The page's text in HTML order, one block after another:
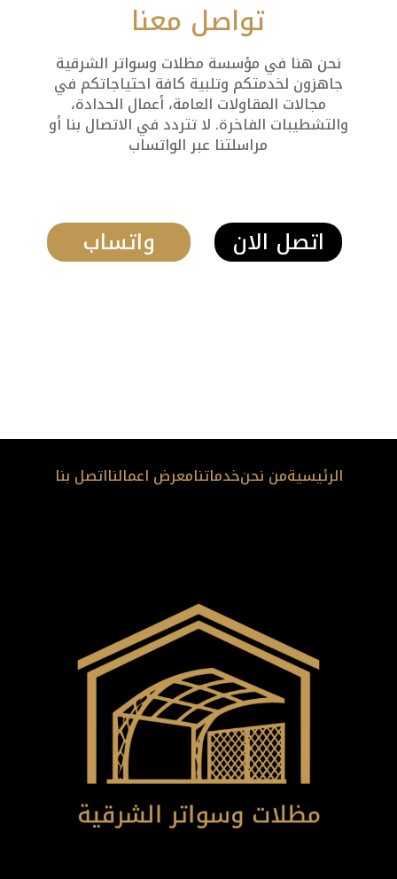
تواصل معنا
نحن هنا في مؤسسة مظلات وسواتر الشرقية
جاهزون لخدمتكم وتلبية كافة احتياجاتكم في
مجالات المقاولات العامة، أعمال الحدادة،
والتشطيبات الفاخرة. لا تتردد في الاتصال بنا أو
مراسلتنا عبر الواتساب
واتساب اتصل الان
الرئيسيةمن نحنخدماتنامعرض اعمالنااتصل بنا